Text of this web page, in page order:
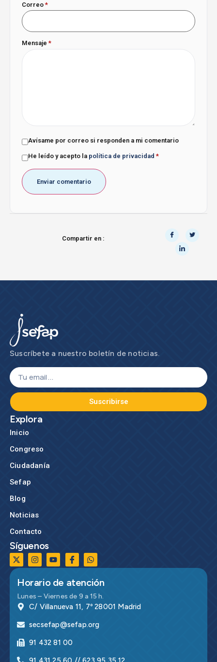
Correo*
Mensaje*
Avísame por correo si responden a mi comentario
He leído y acepto la política de privacidad *
Compartir en :
Suscríbete a nuestro boletín de noticias.
Suscribirse
Explora
Inicio
Congreso
Ciudadanía
Sefap
Blog
Noticias
Contacto
Síguenos
Horario de atención
Lunes – Viernes de 9 a 15 h.
C/ Villanueva 11, 7º 28001 Madrid
secsefap@sefap.org
91 432 81 00